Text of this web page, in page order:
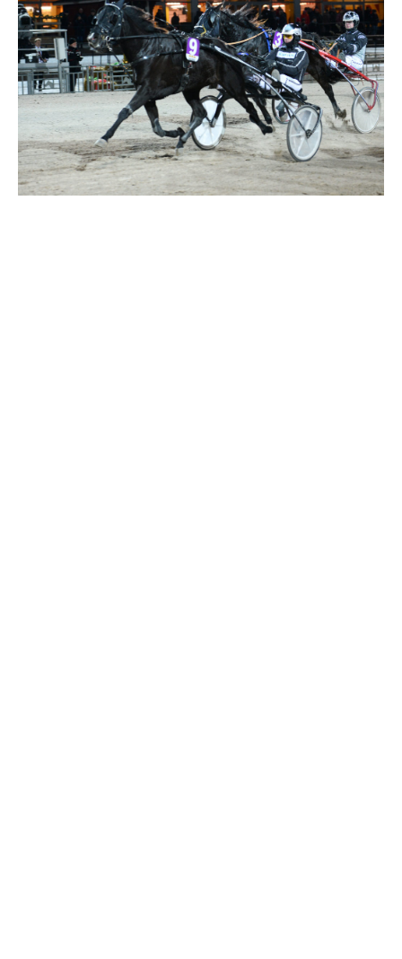
Supertorsdag
Ponnytravtävlingar
Ridsport
Om travskolan
Samarbetspartners
Licenskurser
Kursutbud och Aktiviteter